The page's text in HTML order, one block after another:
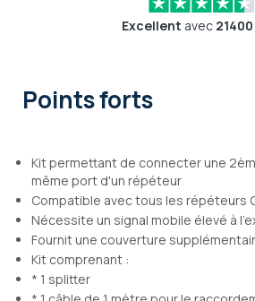
Excellent avec 21400
Points forts
Kit permettant de connecter une
même port d'un répéteur
Compatible avec tous les répéteurs
Nécessite un signal mobile élevé à
Fournit une couverture
Kit comprenant :
* 1 splitter